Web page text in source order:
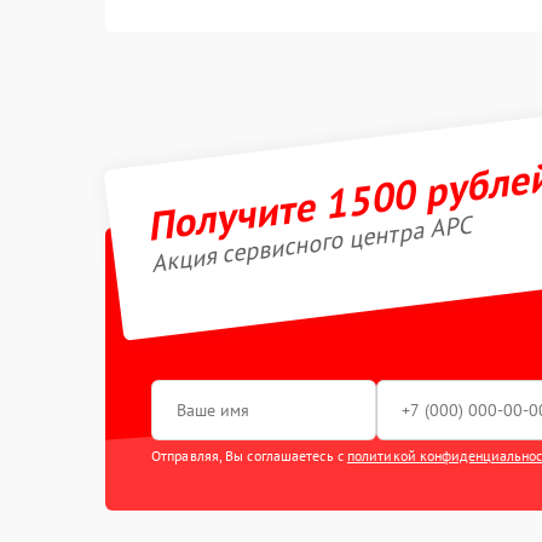
Получите 1500
Акция сервисного центра APC
Отправляя, Вы соглашаетесь с политикой